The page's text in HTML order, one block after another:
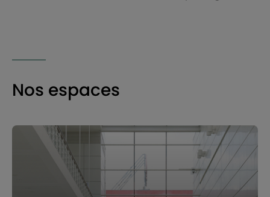
Nos espaces